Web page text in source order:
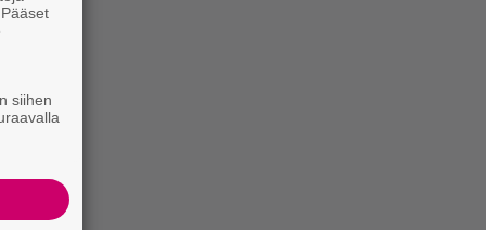
siihen